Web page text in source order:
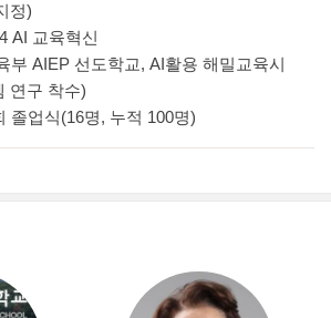
정)
AI 교육혁신
부 AIEP 선도학교, AI활용 해밀교육시
연구 착수)
졸업식(16명, 누적 100명)